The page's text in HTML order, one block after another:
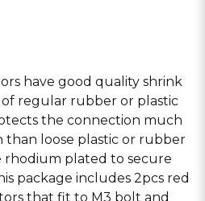
have good quality shrink
regular rubber or plastic
the connection much
than loose plastic or rubber
rhodium plated to secure
package includes 2pcs red
that fit to M3 bolt and